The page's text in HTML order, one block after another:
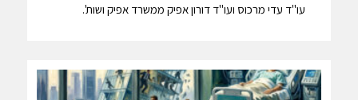
עו"ד עדי מרכוס ועו"ד דורון אפיק ממשרד אפיק ושות'.